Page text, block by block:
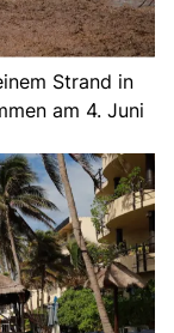
Strand in
am 4. Juni